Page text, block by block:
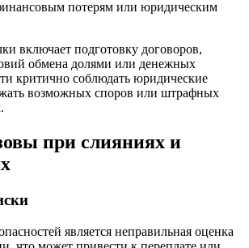
потерям или юридическим
включает подготовку договоров,
обмена долями или денежных
критично соблюдать юридические
возможных споров или штрафных
при слияниях и
является неправильная оценка